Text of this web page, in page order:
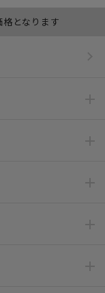
となります